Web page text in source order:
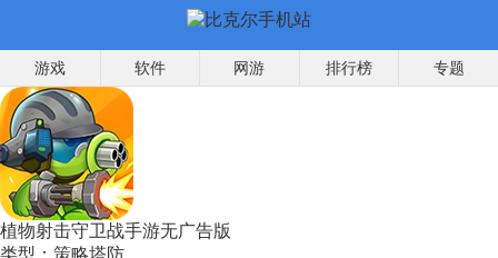
游戏 软件 网游 排行榜 专题
植物射击守卫战手游无广告版
类型： 策略塔防